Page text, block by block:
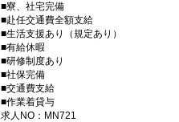
■寮、社宅完備
■赴任交通費全額支給
■生活支援あり（規定あり）
■有給休暇
■研修制度あり
■社保完備
■交通費支給
■作業着貸与
求人NO：MN721